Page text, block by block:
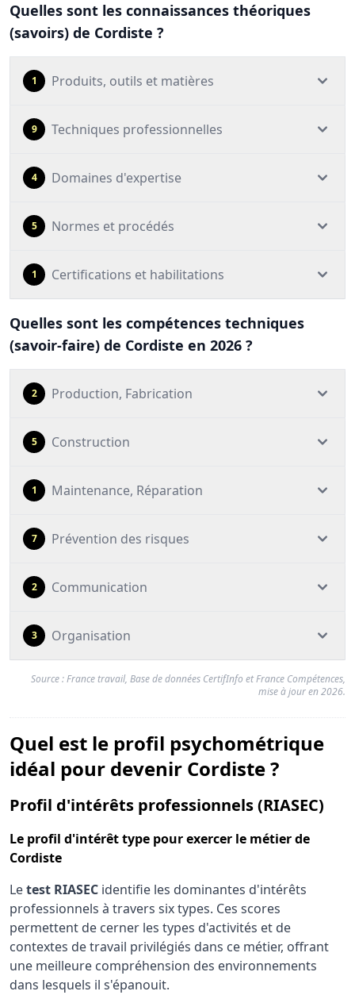
Quelles sont les connaissances théoriques
(savoirs) de Cordiste ?
1 Produits, outils et matières
9 Techniques professionnelles
4 Domaines d'expertise
5 Normes et procédés
1 Certifications et habilitations
Quelles sont les compétences techniques
(savoir-faire) de Cordiste en 2026 ?
2 Production, Fabrication
5 Construction
1 Maintenance, Réparation
7 Prévention des risques
2 Communication
3 Organisation
Source : France travail, Base de données CertifInfo et France Compétences,
mise à jour en 2026.
Quel est le profil psychométrique
idéal pour devenir Cordiste ?
Profil d'intérêts professionnels (RIASEC)
Le profil d'intérêt type pour exercer le métier de
Cordiste
Letest RIASEC identifie les dominantes d'intérêts
professionnels à travers six types. Ces scores
permettent de cerner les types d'activités et de
contextes de travail privilégiés dans ce métier, offrant
une meilleure compréhension des environnements
dans lesquels il s'épanouit.